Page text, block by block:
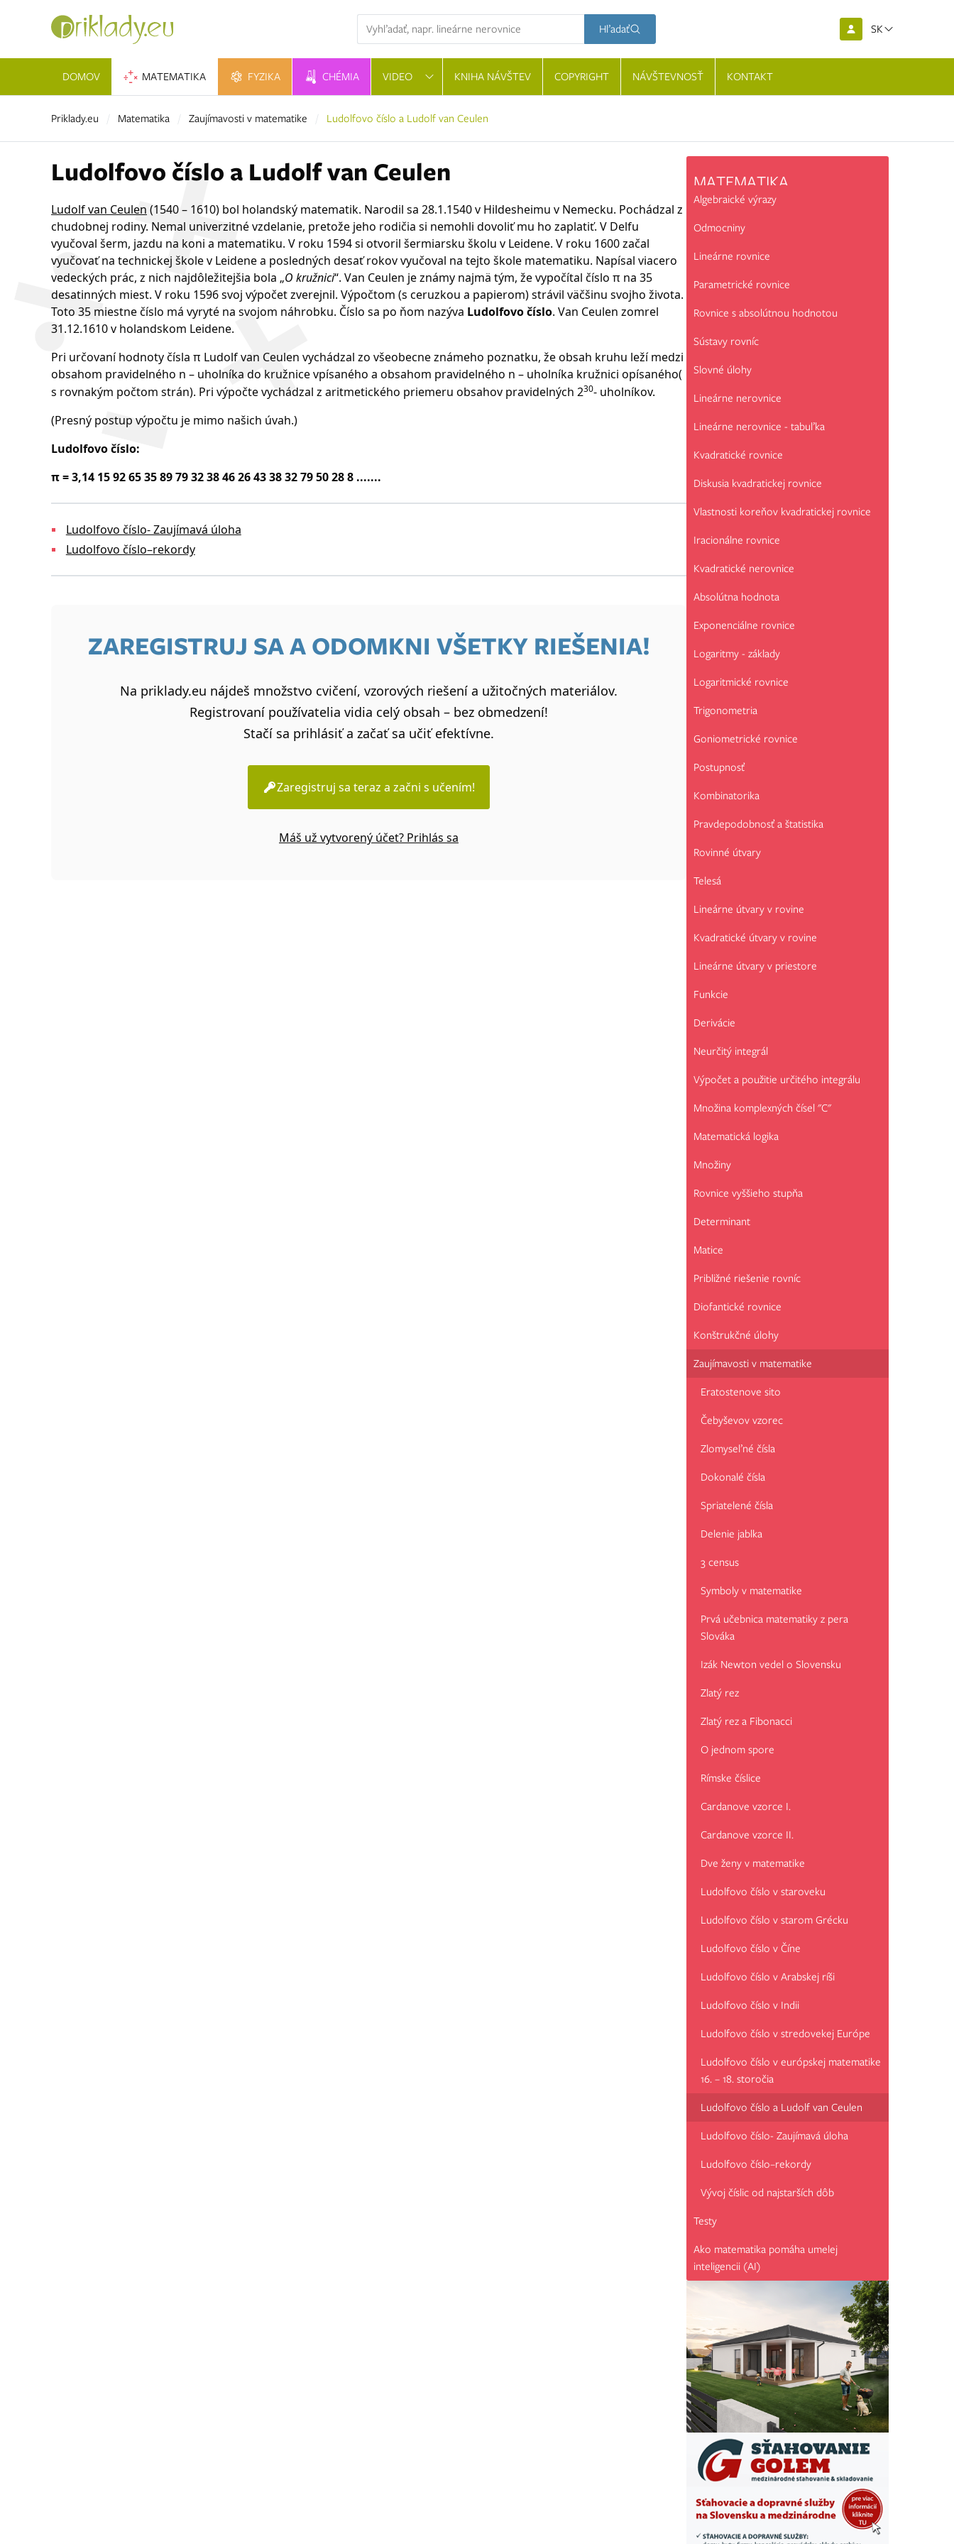
Hľadaná výraz Hľadať SK
DOMOV MATEMATIKA FYZIKA CHÉMIA VIDEO KNIHA NÁVŠTEV COPYRIGHT NÁVŠTEVNOSŤ KONTAKT
Priklady.eu Matematika Zaujímavosti v matematike Ludolfovo číslo a Ludolf van Ceulen
Ludolfovo číslo a Ludolf van Ceulen
Ludolf van Ceulen (1540 – 1610) bol holandský matematik. Narodil sa 28.1.1540 v Hildesheimu v Nemecku. Pochádzal z
chudobnej rodiny. Nemal univerzitné vzdelanie, pretože jeho rodičia si nemohli dovoliť mu ho zaplatiť. V Delfu
vyučoval šerm, jazdu na koni a matematiku. V roku 1594 si otvoril šermiarsku školu v Leidene. V roku 1600 začal
vyučovať na technickej škole v Leidene a posledných desať rokov vyučoval na tejto škole matematiku. Napísal viacero
vedeckých prác, z nich najdôležitejšia bola „O kružnici“. Van Ceulen je známy najmä tým, že vypočítal číslo π na 35
desatinných miest. V roku 1596 svoj výpočet zverejnil. Výpočtom (s ceruzkou a papierom) strávil väčšinu svojho života.
Toto 35 miestne číslo má vyryté na svojom náhrobku. Číslo sa po ňom nazýva Ludolfovo číslo. Van Ceulen zomrel
31.12.1610 v holandskom Leidene.
Pri určovaní hodnoty čísla π Ludolf van Ceulen vychádzal zo všeobecne známeho poznatku, že obsah kruhu leží medzi
obsahom pravidelného n – uholníka do kružnice vpísaného a obsahom pravidelného n – uholníka kružnici opísaného(
s rovnakým počtom strán). Pri výpočte vychádzal z aritmetického priemeru obsahov pravidelných 230- uholníkov.
(Presný postup výpočtu je mimo našich úvah.)
Ludolfovo číslo:
π = 3,14 15 92 65 35 89 79 32 38 46 26 43 38 32 79 50 28 8 .......
Ludolfovo číslo- Zaujímavá úloha
Ludolfovo číslo–rekordy
ZAREGISTRUJ SA A ODOMKNI VŠETKY RIEŠENIA!
Na priklady.eu nájdeš množstvo cvičení, vzorových riešení a užitočných materiálov.
Registrovaní používatelia vidia celý obsah – bez obmedzení!
Stačí sa prihlásiť a začať sa učiť efektívne.
Zaregistruj sa teraz a začni s učením!
Máš už vytvorený účet? Prihlás sa
MATEMATIKA
Algebraické výrazy
Odmocniny
Lineárne rovnice
Parametrické rovnice
Rovnice s absolútnou hodnotou
Sústavy rovníc
Slovné úlohy
Lineárne nerovnice
Lineárne nerovnice - tabuľka
Kvadratické rovnice
Diskusia kvadratickej rovnice
Vlastnosti koreňov kvadratickej rovnice
Iracionálne rovnice
Kvadratické nerovnice
Absolútna hodnota
Exponenciálne rovnice
Logaritmy - základy
Logaritmické rovnice
Trigonometria
Goniometrické rovnice
Postupnosť
Kombinatorika
Pravdepodobnosť a štatistika
Rovinné útvary
Telesá
Lineárne útvary v rovine
Kvadratické útvary v rovine
Lineárne útvary v priestore
Funkcie
Derivácie
Neurčitý integrál
Výpočet a použitie určitého integrálu
Množina komplexných čísel "C"
Matematická logika
Množiny
Rovnice vyššieho stupňa
Determinant
Matice
Približné riešenie rovníc
Diofantické rovnice
Konštrukčné úlohy
Zaujímavosti v matematike
Eratostenove sito
Čebyševov vzorec
Zlomyseľné čísla
Dokonalé čísla
Spriatelené čísla
Delenie jablka
3 census
Symboly v matematike
Prvá učebnica matematiky z pera
Slováka
Izák Newton vedel o Slovensku
Zlatý rez
Zlatý rez a Fibonacci
O jednom spore
Rímske číslice
Cardanove vzorce I.
Cardanove vzorce II.
Dve ženy v matematike
Ludolfovo číslo v staroveku
Ludolfovo číslo v starom Grécku
Ludolfovo číslo v Číne
Ludolfovo číslo v Arabskej ríši
Ludolfovo číslo v Indii
Ludolfovo číslo v stredovekej Európe
Ludolfovo číslo v európskej matematike
16. – 18. storočia
Ludolfovo číslo a Ludolf van Ceulen
Ludolfovo číslo- Zaujímavá úloha
Ludolfovo číslo–rekordy
Vývoj číslic od najstarších dôb
Testy
Ako matematika pomáha umelej
inteligencii (AI)